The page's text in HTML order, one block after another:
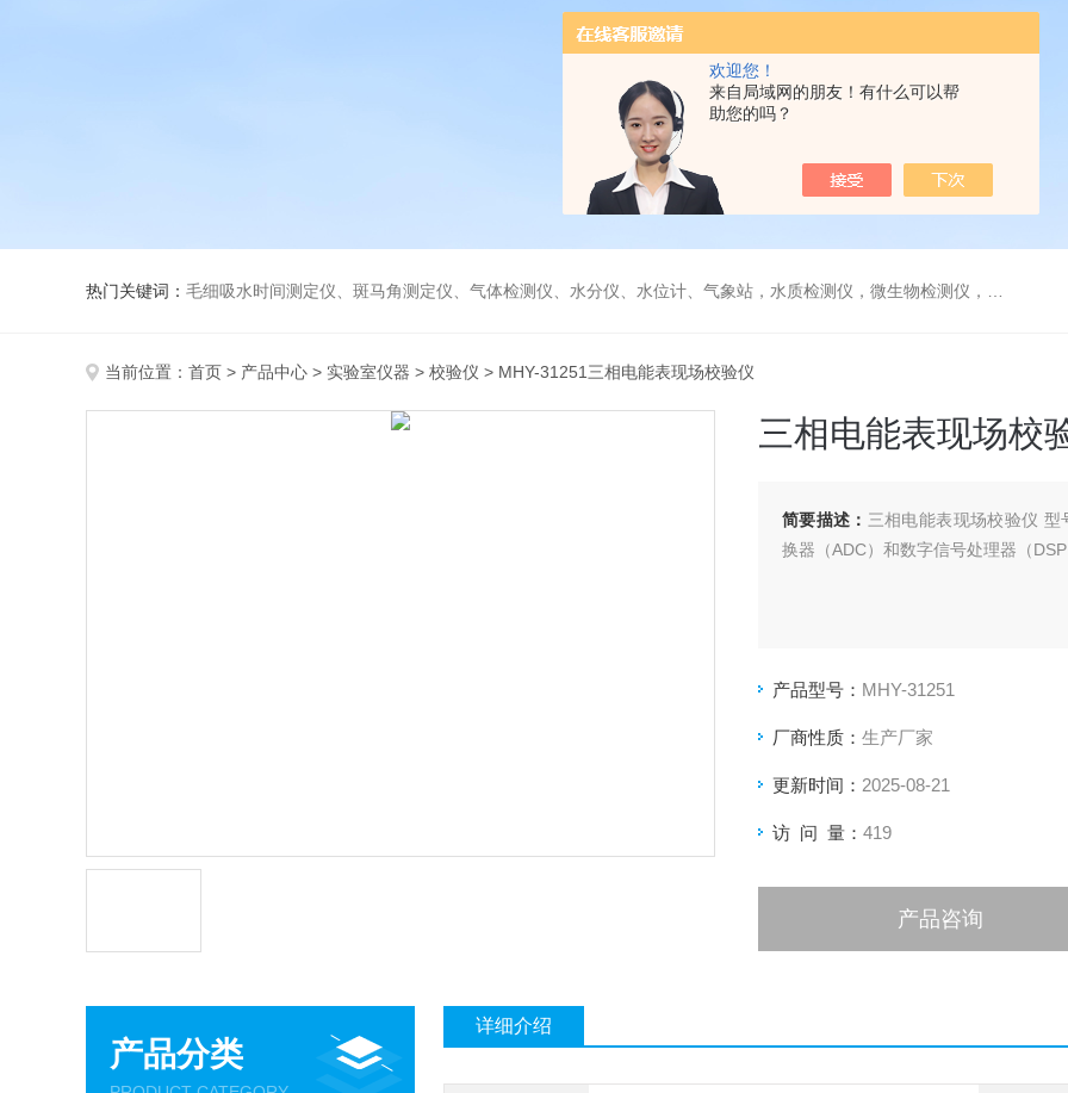
欢迎您！
来自局域网的朋友！有什么可以帮
助您的吗？
热门关键词： 毛细吸水时间测定仪、斑马角测定仪、气体检测仪、水分仪、水位计、气象站，水质检测仪，微生物检测仪，气体检测仪
当前位置： 首页 > 产品中心 > 实验室仪器 > 校验仪 > MHY-31251三相电能表现场校验仪
三相电能表现场校
简要描述： 三相电能表现场校验仪
换器（ADC）和数字信号处理器（
产品型号： MHY-31251
厂商性质： 生产厂家
更新时间： 2025-08-21
访 问 量： 419
产品咨询
产品分类
详细介绍